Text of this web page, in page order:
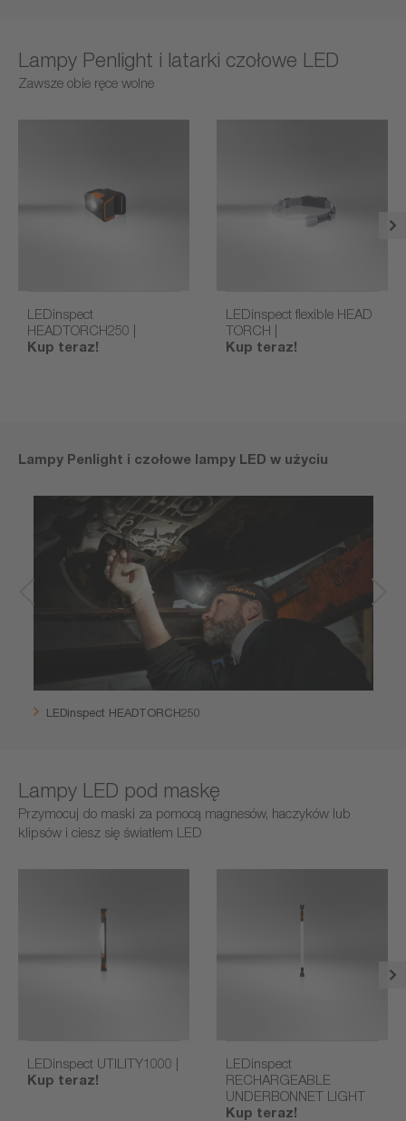
Lampy Penlight i latarki czołowe LED
Zawsze obie ręce wolne
LEDinspect
HEADTORCH250 |
Kup teraz!
LEDinspect flexible HEAD
TORCH |
Kup teraz!
Lampy Penlight i czołowe lampy LED w użyciu
LEDinspect HEADTORCH250
Lampy LED pod maskę
Przymocuj do maski za pomocą magnesów, haczyków lub
klipsów i ciesz się światłem LED
LEDinspect UTILITY1000 |
Kup teraz!
LEDinspect
RECHARGEABLE
UNDERBONNET LIGHT
Kup teraz!